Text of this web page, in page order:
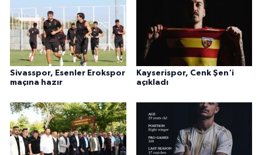
Sivasspor, Esenler Erokspor
maçına hazır
Kayserispor, Cenk Şen'i
açıkladı